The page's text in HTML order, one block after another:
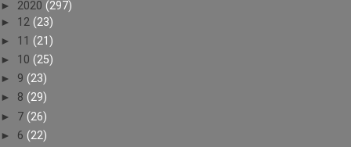
► 2020 (297)
► 12 (23)
► 11 (21)
► 10 (25)
► 9 (23)
► 8 (29)
► 7 (26)
► 6 (22)